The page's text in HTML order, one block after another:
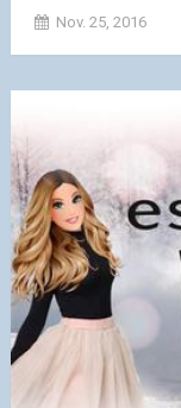
Nov. 25, 2016